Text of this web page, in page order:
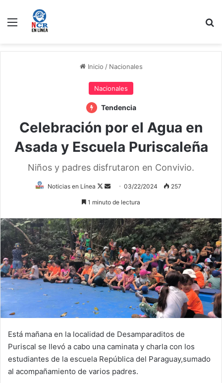
Menú
Inicio / Nacionales
Nacionales
Tendencia
Celebración por el Agua en
Asada y Escuela Puriscaleña
Niños y padres disfrutaron en Convivio.
Noticias en Línea
Follow
Send03/22/2024 257
1 minuto de lectura
Está mañana en la localidad de Desamparaditos de
Puriscal se llevó a cabo una caminata y charla con los
estudiantes de la escuela República del Paraguay,sumado
al acompañamiento de varios padres.